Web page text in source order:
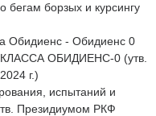
бегам борзых и курсингу
Обидиенс - Обидиенс 0
ОБИДИЕНС-0 (утв.
г.)
испытаний и
Президиумом РКФ